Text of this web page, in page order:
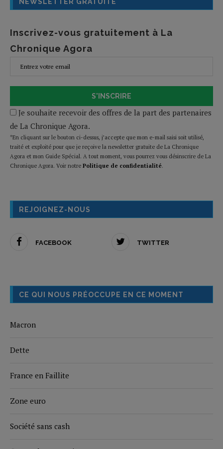
Inscrivez-vous gratuitement à La
Chronique Agora
S'INSCRIRE
Je souhaite recevoir des offres de la part des partenaires
de La Chronique Agora.
*En cliquant sur le bouton ci-dessus, j’accepte que mon e-mail saisi soit utilisé,
traité et exploité pour que je reçoive la newsletter gratuite de La Chronique
Agora et mon Guide Spécial. A tout moment, vous pourrez vous désinscrire de La
Chronique Agora. Voir notre Politique de confidentialité.
REJOIGNEZ-NOUS
FACEBOOK TWITTER
CE QUI NOUS PRÉOCCUPE EN CE MOMENT
Macron
Dette
France en Faillite
Zone euro
Société sans cash